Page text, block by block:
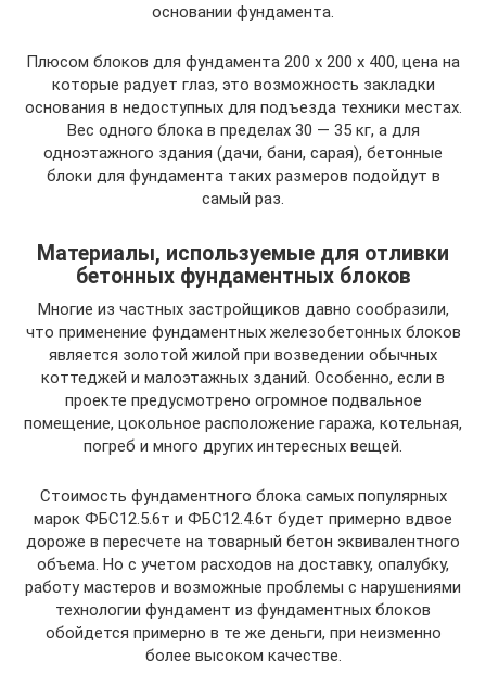
основании фундамента.
Плюсом блоков для фундамента 200 х 200 х 400, цена на
которые радует глаз, это возможность закладки
основания в недоступных для подъезда техники местах.
Вес одного блока в пределах 30 — 35 кг, а для
одноэтажного здания (дачи, бани, сарая), бетонные
блоки для фундамента таких размеров подойдут в
самый раз.
Материалы, используемые для отливки
бетонных фундаментных блоков
Многие из частных застройщиков давно сообразили,
что применение фундаментных железобетонных блоков
является золотой жилой при возведении обычных
коттеджей и малоэтажных зданий. Особенно, если в
проекте предусмотрено огромное подвальное
помещение, цокольное расположение гаража, котельная,
погреб и много других интересных вещей.
Стоимость фундаментного блока самых популярных
марок ФБС12.5.6т и ФБС12.4.6т будет примерно вдвое
дороже в пересчете на товарный бетон эквивалентного
объема. Но с учетом расходов на доставку, опалубку,
работу мастеров и возможные проблемы с нарушениями
технологии фундамент из фундаментных блоков
обойдется примерно в те же деньги, при неизменно
более высоком качестве.